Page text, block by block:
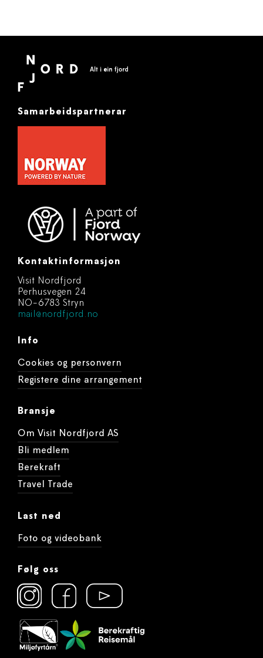
Samarbeidspartnerar
Kontaktinformasjon
Visit Nordfjord
Perhusvegen 24
NO-6783 Stryn
mail@nordfjord.no
Info
Cookies og personvern
Registere dine arrangement
Bransje
Om Visit Nordfjord AS
Bli medlem
Berekraft
Travel Trade
Last ned
Foto og videobank
Følg oss